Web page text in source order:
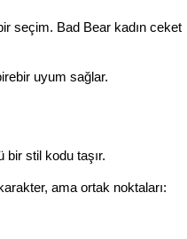
seçim. Bad Bear kadın ceket
uyum sağlar.
bir stil kodu taşır.
ama ortak noktaları: